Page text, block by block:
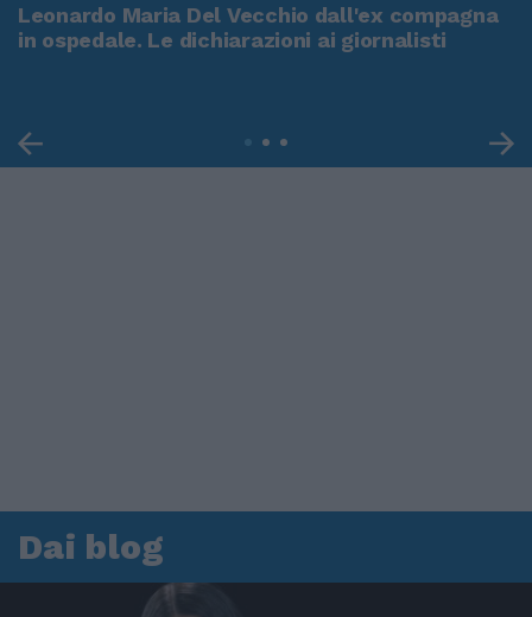
Leonardo Maria Del Vecchio dall'ex compagna
in ospedale. Le dichiarazioni ai giornalisti
Dai blog